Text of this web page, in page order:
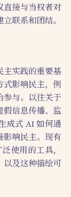
直接与当权者对
联系和团结。
主实践的重要基
式影响民主，例
参与。以往关于
假信息传播、监
成式 AI 如何通
影响民主。现有
使用的工具，
以及这种描绘可